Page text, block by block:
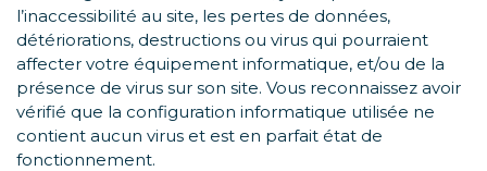
l’inaccessibilité au site, les pertes de données,
détériorations, destructions ou virus qui pourraient
affecter votre équipement informatique, et/ou de la
présence de virus sur son site. Vous reconnaissez avoir
vérifié que la configuration informatique utilisée ne
contient aucun virus et est en parfait état de
fonctionnement.